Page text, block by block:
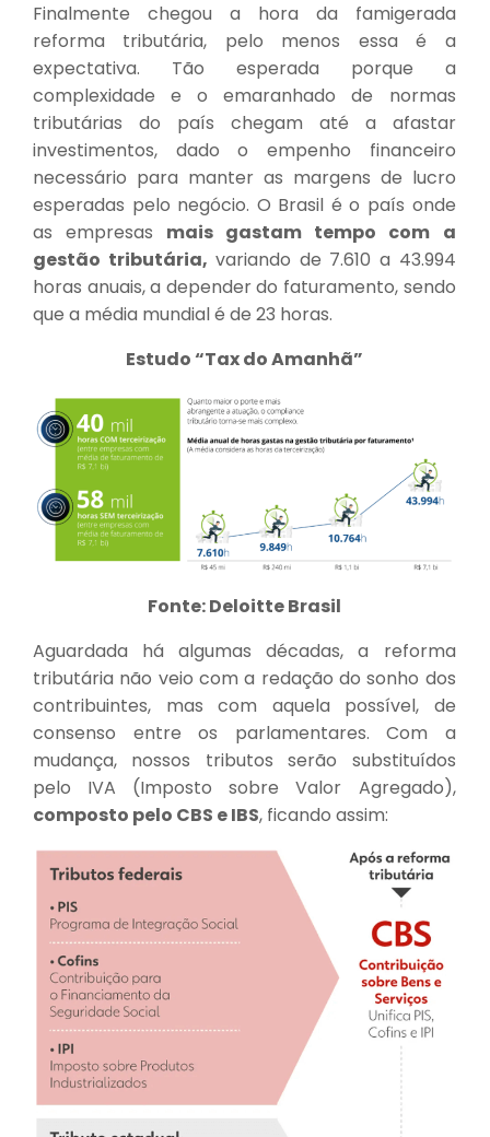
Finalmente chegou a hora da famigerada
reforma tributária, pelo menos essa é a
expectativa. Tão esperada porque a
complexidade e o emaranhado de normas
tributárias do país chegam até a afastar
investimentos, dado o empenho financeiro
necessário para manter as margens de lucro
esperadas pelo negócio. O Brasil é o país onde
as empresas mais gastam tempo com a
gestão tributária, variando de 7.610 a 43.994
horas anuais, a depender do faturamento, sendo
que a média mundial é de 23 horas.
Estudo “Tax do Amanhã”
Fonte: Deloitte Brasil
Aguardada há algumas décadas, a reforma
tributária não veio com a redação do sonho dos
contribuintes, mas com aquela possível, de
consenso entre os parlamentares. Com a
mudança, nossos tributos serão substituídos
pelo IVA (Imposto sobre Valor Agregado),
composto pelo CBS e IBS, ficando assim: